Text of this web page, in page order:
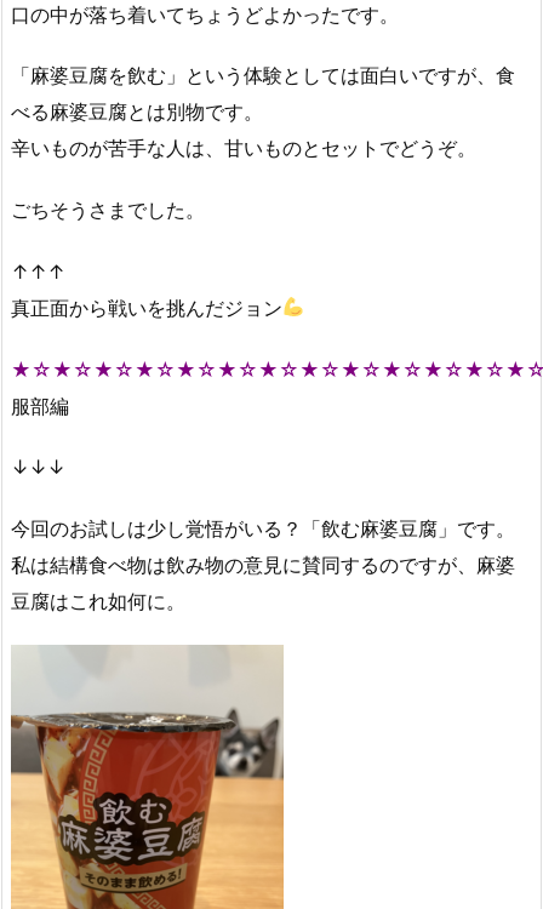
口の中が落ち着いてちょうどよかったです。
「麻婆豆腐を飲む」という体験としては面白いですが、食
べる麻婆豆腐とは別物です。
辛いものが苦手な人は、甘いものとセットでどうぞ。
ごちそうさまでした。
↑↑↑
真正面から戦いを挑んだジョン
服部編
↓↓↓
今回のお試しは少し覚悟がいる？「飲む麻婆豆腐」です。
私は結構食べ物は飲み物の意見に賛同するのですが、麻婆
豆腐はこれ如何に。